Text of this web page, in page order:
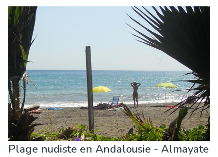
Plage nudiste en Andalousie - Almayate